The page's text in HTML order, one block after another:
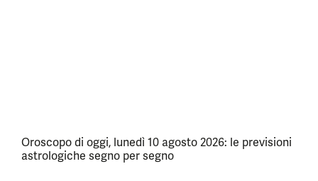
Oroscopo di oggi, lunedì 10 agosto 2026: le previsioni
astrologiche segno per segno